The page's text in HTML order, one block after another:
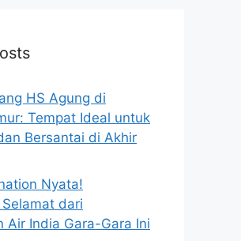
HS Agung di
Tempat Ideal untuk
Bersantai di Akhir
Nyata!
dari
Air India Gara-Gara Ini